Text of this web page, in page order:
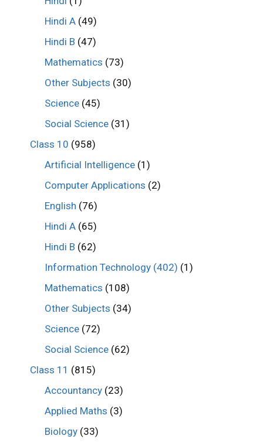
Hindi A (49)
Hindi B (47)
Mathematics (73)
Other Subjects (30)
Science (45)
Social Science (31)
Class 10 (958)
Artificial Intelligence (1)
Computer Applications (2)
English (76)
Hindi A (65)
Hindi B (62)
Information Technology (402) (1)
Mathematics (108)
Other Subjects (34)
Science (72)
Social Science (62)
Class 11 (815)
Accountancy (23)
Applied Maths (3)
Biology (33)